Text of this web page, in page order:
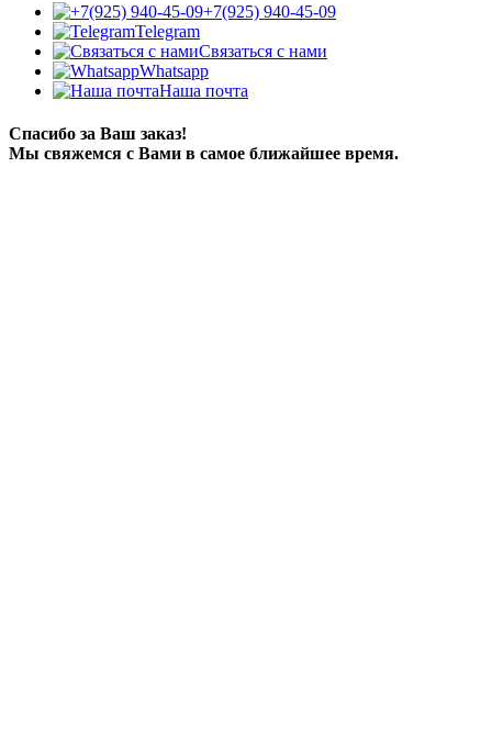
+7(925) 940-45-09
Telegram
Связаться с нами
Whatsapp
Наша почта
Спасибо за Ваш заказ!
Мы свяжемся с Вами в самое ближайшее время.